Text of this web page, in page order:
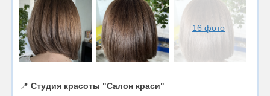
16 фото
📍 Студия красоты "Салон краси"